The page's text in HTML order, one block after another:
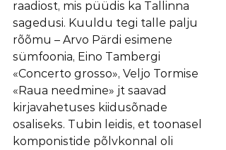
raadiost, mis püüdis ka Tallinna
sagedusi. Kuuldu tegi talle palju
rõõmu – Arvo Pärdi esimene
sümfoonia, Eino Tambergi
«Concerto grosso», Veljo Tormise
«Raua needmine» jt saavad
kirjavahetuses kiidusõnade
osaliseks. Tubin leidis, et toonasel
komponistide põlvkonnal oli